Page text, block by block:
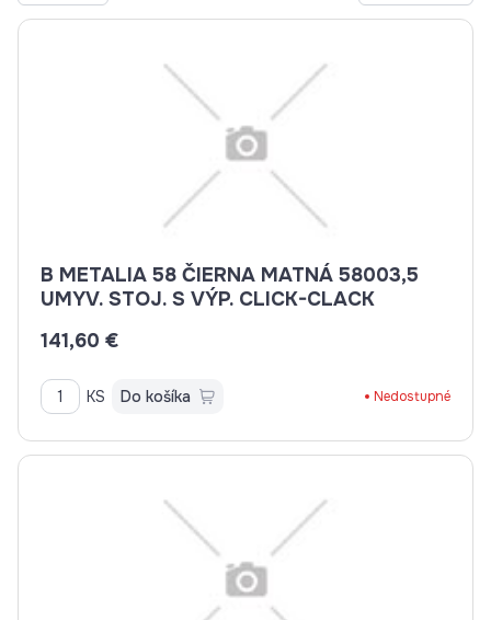
B METALIA 58 ČIERNA MATNÁ 58003,5
UMYV. STOJ. S VÝP. CLICK-CLACK
141,60 €
KS Do košíka Nedostupné